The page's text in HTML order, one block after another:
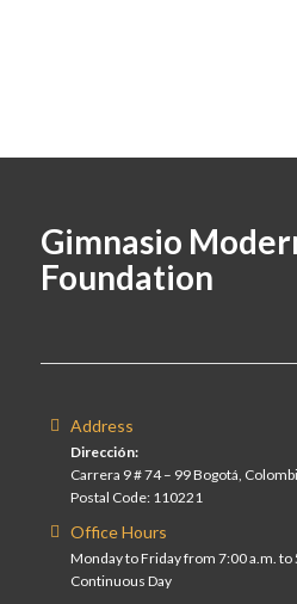
Gimnasio
Foundation
Address
Dirección:
Carrera 9 # 74 – 99 Bogotá,
Postal Code: 110221
Office Hours
Monday to Friday from 7:00 a.m. to
Continuous Day